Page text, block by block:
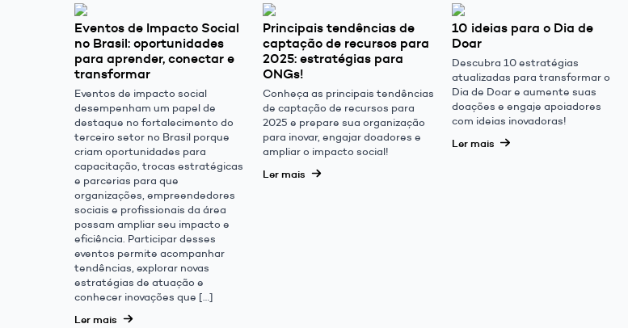
Eventos de Impacto Social
no Brasil: oportunidades
para aprender, conectar e
transformar
Eventos de impacto social
desempenham um papel de
destaque no fortalecimento do
terceiro setor no Brasil porque
criam oportunidades para
capacitação, trocas estratégicas
e parcerias para que
organizações, empreendedores
sociais e profissionais da área
possam ampliar seu impacto e
eficiência. Participar desses
eventos permite acompanhar
tendências, explorar novas
estratégias de atuação e
conhecer inovações que […]
Ler mais
Principais tendências de
captação de recursos para
2025: estratégias para
ONGs!
Conheça as principais tendências
de captação de recursos para
2025 e prepare sua organização
para inovar, engajar doadores e
ampliar o impacto social!
Ler mais
10 ideias para o Dia de
Doar
Descubra 10 estratégias
atualizadas para transformar o
Dia de Doar e aumente suas
doações e engaje apoiadores
com ideias inovadoras!
Ler mais